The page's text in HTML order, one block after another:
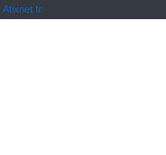
Atixnet.fr